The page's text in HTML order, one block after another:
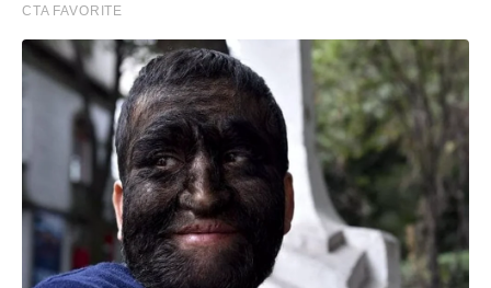
CTA FAVORITE